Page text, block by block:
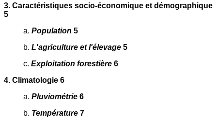
3. Caractéristiques socio-économique et démographique
5
a. Population 5
b. L'agriculture et l'élevage 5
c. Exploitation forestière 6
4. Climatologie 6
a. Pluviométrie 6
b. Température 7